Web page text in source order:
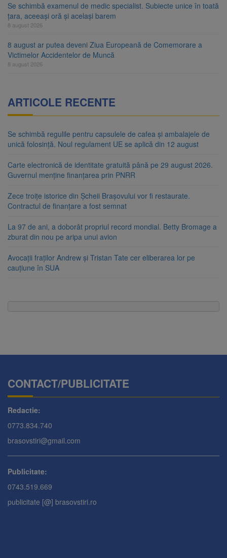
Se schimbă examenul de medic specialist. Subiecte unice în toată
țara, aceeași oră și același barem
8 august 2026
8 august ar putea deveni Ziua Europeană de Comemorare a
Victimelor Accidentelor de Muncă
8 august 2026
ARTICOLE RECENTE
Se schimbă regulile pentru capsulele de cafea și ambalajele de
unică folosință. Noul regulament UE se aplică din 12 august
Carte electronică de identitate gratuită până pe 29 august 2026.
Guvernul menține finanțarea prin PNRR
Zece troițe istorice din Șcheii Brașovului vor fi restaurate.
Contractul de finanțare a fost semnat
La 97 de ani, a doborât propriul record mondial. Betty Bromage a
zburat din nou pe aripa unui avion
Avocații fraților Andrew și Tristan Tate cer eliberarea lor pe
cauțiune în SUA
CONTACT/PUBLICITATE
Redactie:
0773.834.740
brasovstiri@gmail.com
Publicitate:
0743.519.669
publicitate [@] brasovstiri.ro